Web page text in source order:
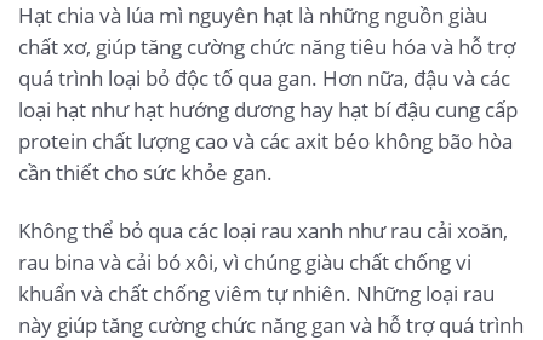
Hạt chia và lúa mì nguyên hạt là những nguồn giàu
chất xơ, giúp tăng cường chức năng tiêu hóa và hỗ trợ
quá trình loại bỏ độc tố qua gan. Hơn nữa, đậu và các
loại hạt như hạt hướng dương hay hạt bí đậu cung cấp
protein chất lượng cao và các axit béo không bão hòa
cần thiết cho sức khỏe gan.
Không thể bỏ qua các loại rau xanh như rau cải xoăn,
rau bina và cải bó xôi, vì chúng giàu chất chống vi
khuẩn và chất chống viêm tự nhiên. Những loại rau
này giúp tăng cường chức năng gan và hỗ trợ quá trình